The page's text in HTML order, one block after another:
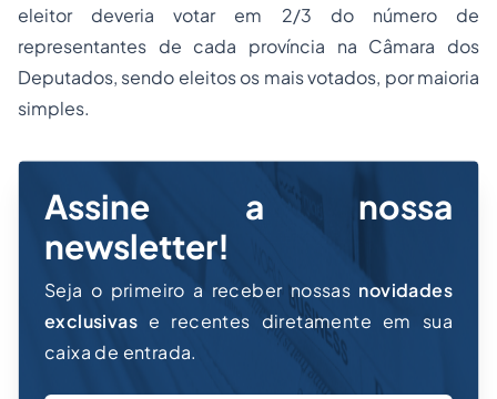
eleitor deveria votar em 2/3 do número de
representantes de cada província na Câmara dos
Deputados, sendo eleitos os mais votados, por maioria
simples.
Assine a nossa
newsletter!
Seja o primeiro a receber nossas novidades
exclusivas e recentes diretamente em sua
caixa de entrada.